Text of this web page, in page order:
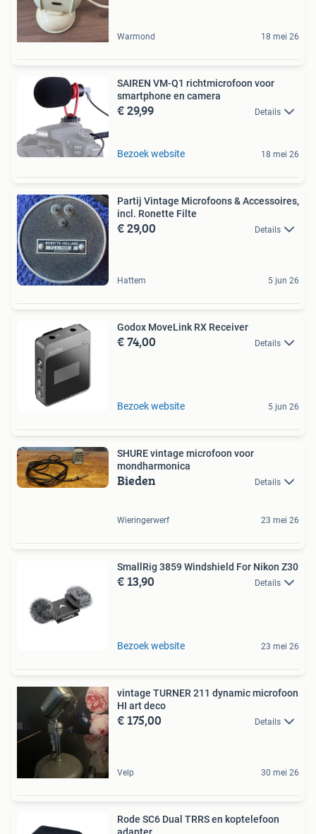
Warmond 18 mei 26
SAIREN VM-Q1 richtmicrofoon voor
smartphone en camera
€ 29,99 Details
Bezoek website 18 mei 26
Partij Vintage Microfoons & Accessoires,
incl. Ronette Filte
€ 29,00 Details
Hattem 5 jun 26
Godox MoveLink RX Receiver
€ 74,00 Details
Bezoek website 5 jun 26
SHURE vintage microfoon voor
mondharmonica
Bieden Details
Wieringerwerf 23 mei 26
SmallRig 3859 Windshield For Nikon Z30
€ 13,90 Details
Bezoek website 23 mei 26
vintage TURNER 211 dynamic microfoon
HI art deco
€ 175,00 Details
Velp 30 mei 26
Rode SC6 Dual TRRS en koptelefoon